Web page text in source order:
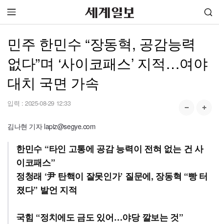
민주 한민수 “장동혁, 공감능력
없다”며 ‘사이코패스’ 지적…여야
대치 국면 가속
입력 : 2025-08-29 12:33
김나현 기자 lapiz@segye.com
한민수 “타인 고통에 공감 능력이 전혀 없는 건 사
이코패스”
정청래 ‘尹 탄핵이 잘못인가’ 질문에, 장동혁 “빵 터
졌다” 발언 지적
국힘 “정치에도 금도 있어…야당 깔보는 것”